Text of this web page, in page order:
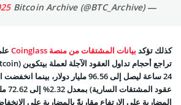
— Bitcoin Archive (@BTC_Archive)
كذلك تؤكد بيانات المشتقات من منصة Coinglass
24 ساعة ليصل إلى 96.56 مليار دولار،